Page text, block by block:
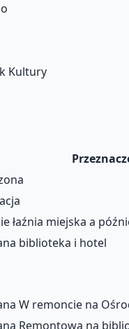
Kultury
łaźnia miejska a
biblioteka i hotel
W remoncie na
Remontowa na